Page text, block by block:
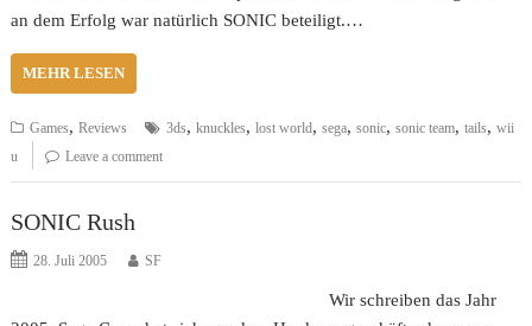
an dem Erfolg war natürlich SONIC beteiligt.…
MEHR LESEN
Games,Reviews 3ds,knuckles,lost world,sega,sonic,sonic team,tails,wii
u
Leave a comment
SONIC Rush
28. Juli 2005 SF
Wir schreiben das Jahr